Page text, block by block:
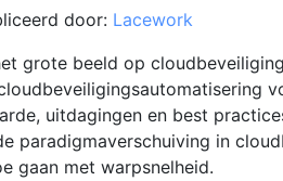
door: Lacework
grote beeld op
uitdagingen en best
paradigmaverschuiving in
gaan met warpsnelheid.